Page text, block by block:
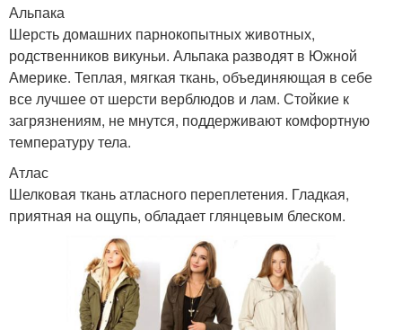
Альпака
Шерсть домашних парнокопытных животных,
родственников викуньи. Альпака разводят в Южной
Америке. Теплая, мягкая ткань, объединяющая в себе
все лучшее от шерсти верблюдов и лам. Стойкие к
загрязнениям, не мнутся, поддерживают комфортную
температуру тела.
Атлас
Шелковая ткань атласного переплетения. Гладкая,
приятная на ощупь, обладает глянцевым блеском.